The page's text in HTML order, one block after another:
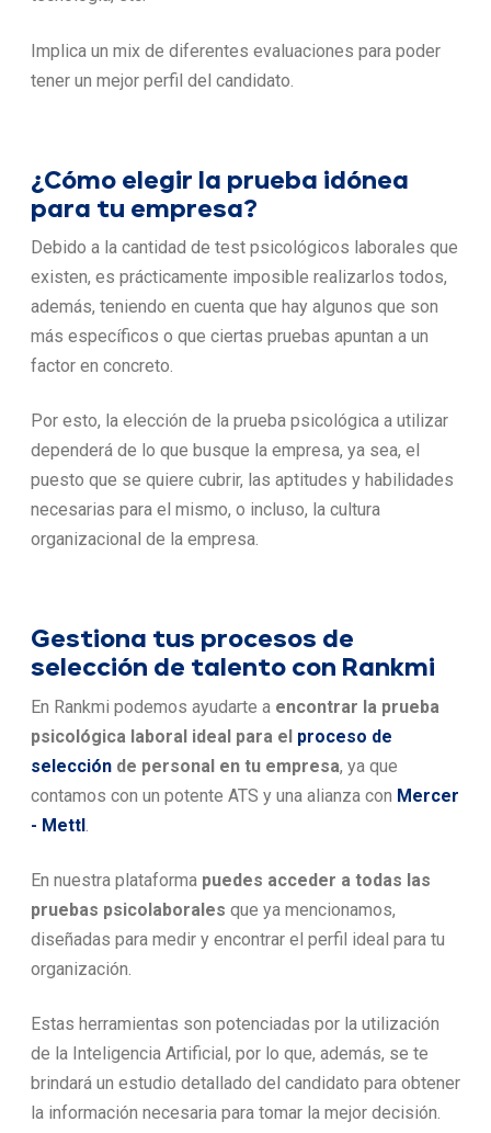
Implica un mix de diferentes evaluaciones para poder
tener un mejor perfil del candidato.
¿Cómo elegir la prueba idónea
para tu empresa?
Debido a la cantidad de test psicológicos laborales que
existen, es prácticamente imposible realizarlos todos,
además, teniendo en cuenta que hay algunos que son
más específicos o que ciertas pruebas apuntan a un
factor en concreto.
Por esto, la elección de la prueba psicológica a utilizar
dependerá de lo que busque la empresa, ya sea, el
puesto que se quiere cubrir, las aptitudes y habilidades
necesarias para el mismo, o incluso, la cultura
organizacional de la empresa.
Gestiona tus procesos de
selección de talento con Rankmi
En Rankmi podemos ayudarte a encontrar la prueba
psicológica laboral ideal para el proceso de
selección de personal en tu empresa, ya que
contamos con un potente ATS y una alianza con Mercer
- Mettl.
En nuestra plataforma puedes acceder a todas las
pruebas psicolaborales que ya mencionamos,
diseñadas para medir y encontrar el perfil ideal para tu
organización.
Estas herramientas son potenciadas por la utilización
de la Inteligencia Artificial, por lo que, además, se te
brindará un estudio detallado del candidato para obtener
la información necesaria para tomar la mejor decisión.